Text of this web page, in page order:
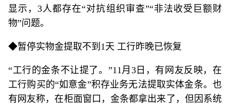
显示，3人都存在“对抗组织审查”“非法收受巨额财
物”问题。
◆暂停实物金提取不到1天 工行昨晚已恢复
“工行的金条不让提了。”11月3日，有网友反映，在
工行购买的“如意金”积存业务无法提取实体金条。也
有网友称，在柜面窗口，金条都拿出来了，但因系统